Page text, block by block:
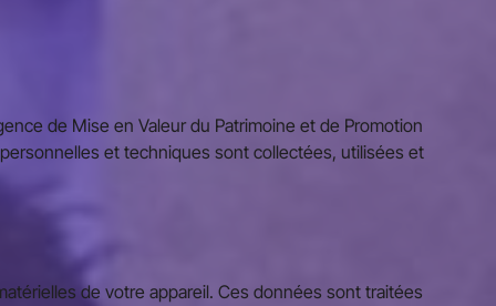
de Mise en Valeur du Patrimoine et de Promotion
et techniques sont collectées, utilisées et
de votre appareil. Ces données sont traitées